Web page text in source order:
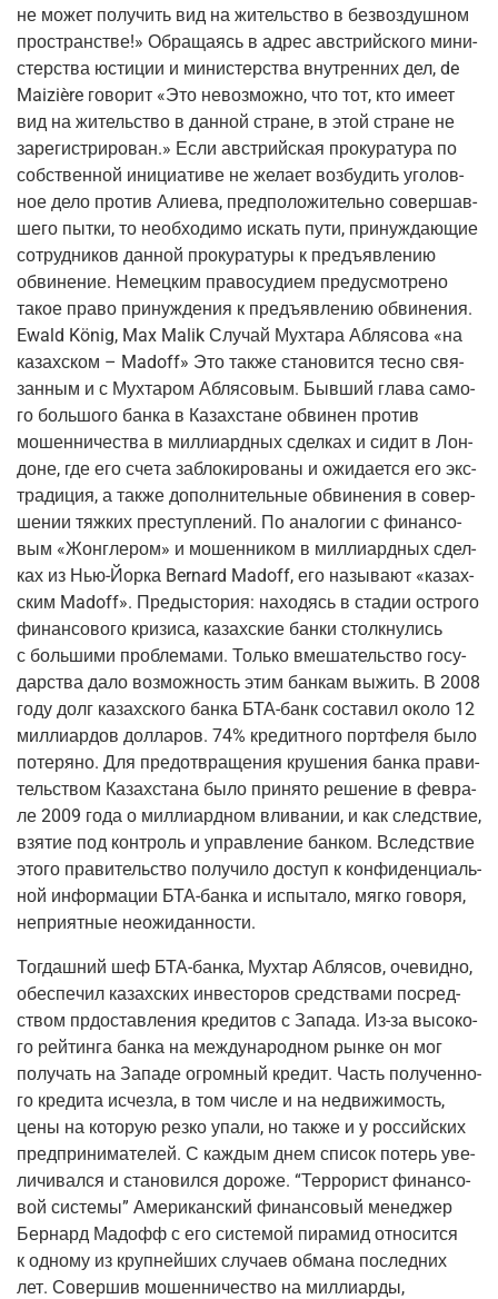
не может полу­чить вид на житель­ство в без­воз­душ­ном
про­стран­стве!» Обра­ща­ясь в адрес австрий­ско­го мини­
стер­ства юсти­ции и мини­стер­ства внут­рен­них дел, de
Maizière гово­рит «Это невоз­мож­но, что тот, кто име­ет
вид на житель­ство в дан­ной стране, в этой стране не
заре­ги­стри­ро­ван.» Если австрий­ская про­ку­ра­ту­ра по
соб­ствен­ной ини­ци­а­ти­ве не жела­ет воз­бу­дить уго­лов­
ное дело про­тив Али­е­ва, пред­по­ло­жи­тель­но совер­шав­
ше­го пыт­ки, то необ­хо­ди­мо искать пути, при­нуж­да­ю­щие
сотруд­ни­ков дан­ной про­ку­ра­ту­ры к предъ­яв­ле­нию
обви­не­ние. Немец­ким пра­во­су­ди­ем преду­смот­ре­но
такое пра­во при­нуж­де­ния к предъ­яв­ле­нию обви­не­ния.
Ewald König, Max Malik Слу­чай Мух­та­ра Абля­со­ва «на
казах­ском – Madoff» Это так­же ста­но­вит­ся тес­но свя­
зан­ным и с Мух­та­ром Абля­со­вым. Быв­ший гла­ва само­
го боль­шо­го бан­ка в Казах­стане обви­нен про­тив
мошен­ни­че­ства в мил­ли­ард­ных сдел­ках и сидит в Лон­
доне, где его сче­та забло­ки­ро­ва­ны и ожи­да­ет­ся его экс­
тра­ди­ция, а так­же допол­ни­тель­ные обви­не­ния в совер­
ше­нии тяж­ких пре­ступ­ле­ний. По ана­ло­гии с финан­со­
вым «Жон­гле­ром» и мошен­ни­ком в мил­ли­ард­ных сдел­
ках из Нью-Йор­ка Bernard Madoff, его назы­ва­ют «казах­
ским Madoff». Предыс­то­рия: нахо­дясь в ста­дии остро­го
финан­со­во­го кри­зи­са, казах­ские бан­ки столк­ну­лись
с боль­ши­ми про­бле­ма­ми. Толь­ко вме­ша­тель­ство госу­
дар­ства дало воз­мож­ность этим бан­кам выжить. В 2008
году долг казах­ско­го бан­ка БТА-банк соста­вил око­ло 12
мил­ли­ар­дов дол­ла­ров. 74% кре­дит­но­го порт­фе­ля было
поте­ря­но. Для предот­вра­ще­ния кру­ше­ния бан­ка пра­ви­
тель­ством Казах­ста­на было при­ня­то реше­ние в фев­ра­
ле 2009 года о мил­ли­ард­ном вли­ва­нии, и как след­ствие,
взя­тие под кон­троль и управ­ле­ние бан­ком. Вслед­ствие
это­го пра­ви­тель­ство полу­чи­ло доступ к кон­фи­ден­ци­аль­
ной инфор­ма­ции БТА-бан­ка и испы­та­ло, мяг­ко гово­ря,
непри­ят­ные неожиданности.
Тогдаш­ний шеф БТА-бан­ка, Мух­тар Абля­сов, оче­вид­но,
обес­пе­чил казах­ских инве­сто­ров сред­ства­ми посред­
ством прдо­став­ле­ния кре­ди­тов с Запа­да. Из-за высо­ко­
го рей­тин­га бан­ка на меж­ду­на­род­ном рын­ке он мог
полу­чать на Запа­де огром­ный кре­дит. Часть полу­чен­но­
го кре­ди­та исчез­ла, в том чис­ле и на недви­жи­мость,
цены на кото­рую рез­ко упа­ли, но так­же и у рос­сий­ских
пред­при­ни­ма­те­лей. С каж­дым днем спи­сок потерь уве­
ли­чи­вал­ся и ста­но­вил­ся доро­же. “Тер­ро­рист финан­со­
вой систе­мы” Аме­ри­кан­ский финан­со­вый мене­джер
Бер­нард Мадофф с его систе­мой пира­мид отно­сит­ся
к одно­му из круп­ней­ших слу­ча­ев обма­на послед­них
лет. Совер­шив мошен­ни­че­ство на мил­ли­ар­ды,